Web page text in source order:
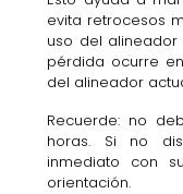
evita retrocesos
uso del
pérdida ocurre
del alineador
Recuerde: no
horas. Si no
inmediato con
orientación.